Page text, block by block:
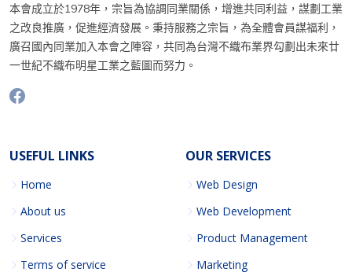
本會成立於1978年，宗旨為協調同業關係，增進共同利益，謀劃工業
之改良推廣，促進經濟發展。秉持服務之宗旨，為全體會員謀福利，
廣召國內同業加入本會之陣容，共同為台灣不織布業界勾劃出未來廿
一世紀不織布明星工業之藍圖而努力。
USEFUL LINKS
Home
About us
Services
Terms of service
OUR SERVICES
Web Design
Web Development
Product Management
Marketing